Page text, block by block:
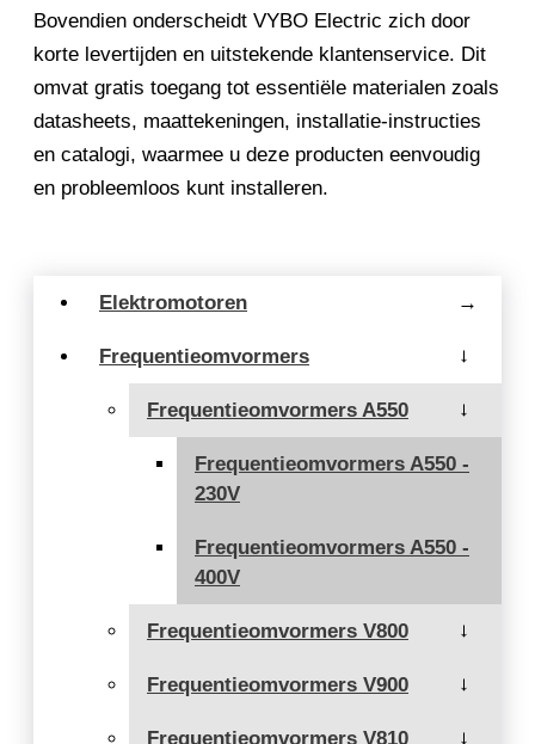
Elektromotoren →
Frequentieomvormers →
Frequentieomvormers A550 →
Frequentieomvormers A550 -
230V
Frequentieomvormers A550 -
400V
Frequentieomvormers V800 →
Frequentieomvormers V900 →
Frequentieomvormers V810 →
Bovendien onderscheidt VYBO Electric zich door
korte levertijden en uitstekende klantenservice. Dit
omvat gratis toegang tot essentiële materialen zoals
datasheets, maattekeningen, installatie-instructies
en catalogi, waarmee u deze producten eenvoudig
en probleemloos kunt installeren.